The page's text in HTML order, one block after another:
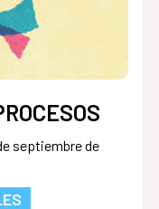
septiembre de